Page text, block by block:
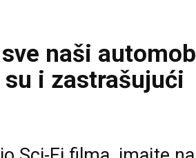
naši
i zastrašujući